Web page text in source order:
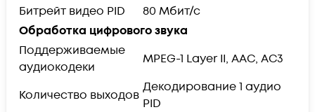
Битрейт видео PID
80 Мбит/с
Обработка цифрового звука
Поддерживаемые
аудиокодеки
MPEG-1 Layer II, AAC, AC3
Количество выходов
Декодирование 1 аудио
PID